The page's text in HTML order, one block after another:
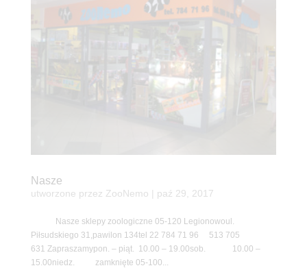
Nasze
utworzone przez ZooNemo paź 29, 2017
Nasze sklepy zoologiczne 05-120 Legionowoul.
Piłsudskiego 31,pawilon 134tel 22 784 71 96 513 705
631 Zapraszamypon. – piąt. 10.00 – 19.00sob. 10.00 –
15.00niedz. zamknięte 05-100...